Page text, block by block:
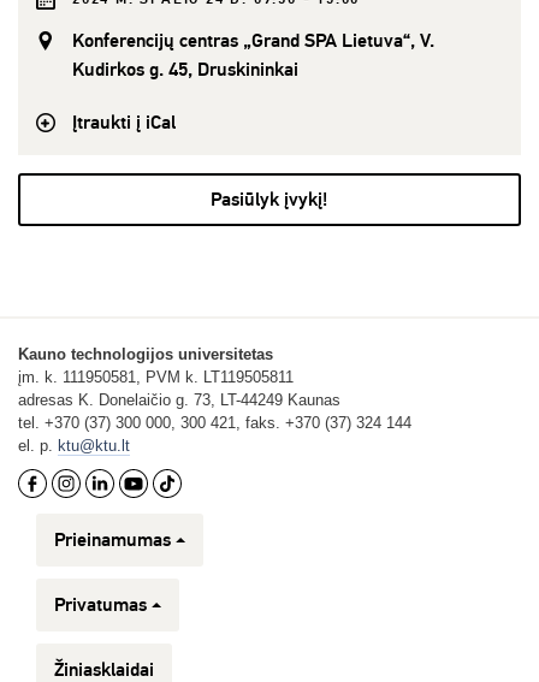
Konferencijų centras „Grand SPA Lietuva“, V.
Kudirkos g. 45, Druskininkai
Įtraukti į iCal
Pasiūlyk įvykį!
Kauno technologijos universitetas
įm. k. 111950581, PVM k. LT119505811
adresas K. Donelaičio g. 73, LT-44249 Kaunas
tel. +370 (37) 300 000, 300 421, faks. +370 (37) 324 144
el. p. ktu@ktu.lt
Prieinamumas
Privatumas
Žiniasklaidai